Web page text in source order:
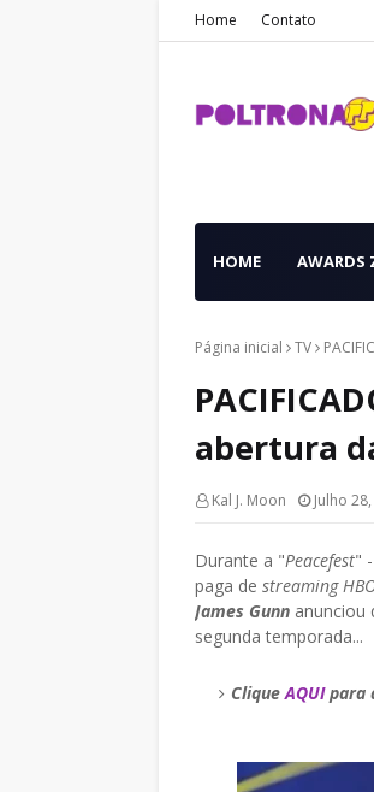
Home Contato
HOME AWARDS
Página inicial TV
abertura
Kal J. Moon Julho
Durante a "Peacefest"
paga de streaming
James Gunn anunciou
segunda temporada...
CliqueAQUIpara